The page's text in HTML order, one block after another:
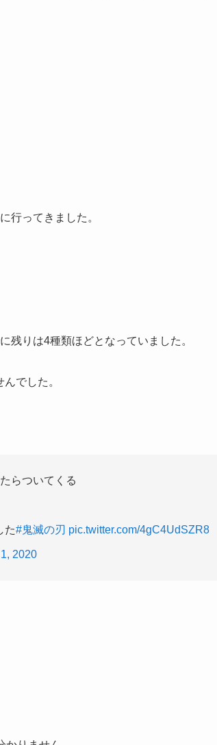
行ってきました。
残りは4種類ほどとなっていました。
でした。
らついてくる
た#鬼滅の刃 pic.twitter.com/4gC4UdSZR8
2020